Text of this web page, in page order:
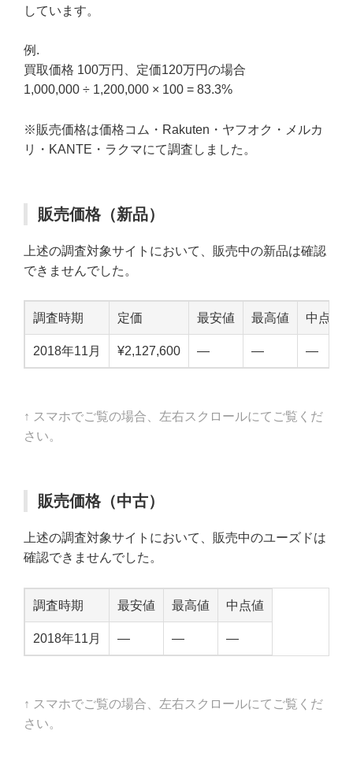
しています。
例.
買取価格 100万円、定価120万円の場合
1,000,000 ÷ 1,200,000 × 100 = 83.3%
※販売価格は価格コム・Rakuten・ヤフオク・メルカ
リ・KANTE・ラクマにて調査しました。
販売価格（新品）
上述の調査対象サイトにおいて、販売中の新品は確認
できませんでした。
調査時期 定価 最安値 最高値 中点値
2018年11月 ¥2,127,600 — — —
↑ スマホでご覧の場合、左右スクロールにてご覧くだ
さい。
販売価格（中古）
上述の調査対象サイトにおいて、販売中のユーズドは
確認できませんでした。
調査時期 最安値 最高値 中点値
2018年11月 — — —
↑ スマホでご覧の場合、左右スクロールにてご覧くだ
さい。